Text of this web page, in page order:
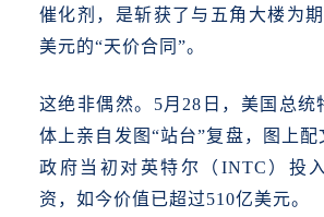
催化剂，是斩获了与 五角大楼为
美元的“天价合同”。
这绝非偶然。 5月28日，美国总统
体上亲自发图“站台”复盘，图上配
政府当初对英特尔（INTC）投
资，如今价值已超过510亿美元。